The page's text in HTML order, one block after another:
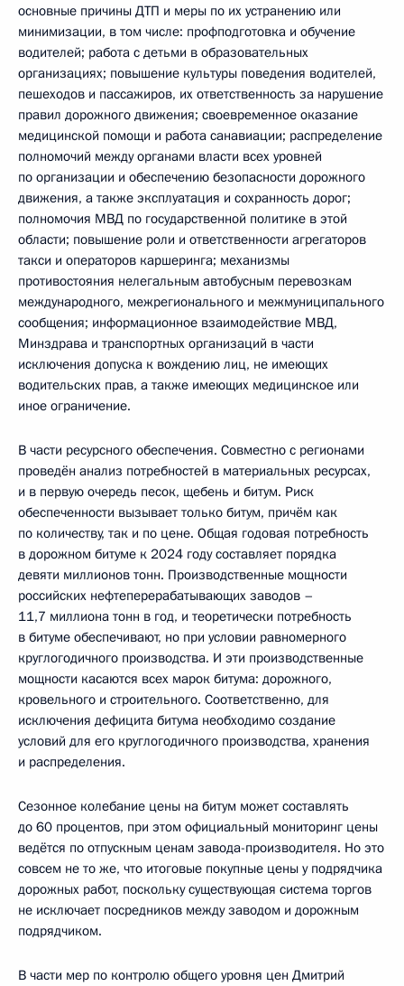
основные причины ДТП и меры по их устранению или
минимизации, в том числе: профподготовка и обучение
водителей; работа с детьми в образовательных
организациях; повышение культуры поведения водителей,
пешеходов и пассажиров, их ответственность за нарушение
правил дорожного движения; своевременное оказание
медицинской помощи и работа санавиации; распределение
полномочий между органами власти всех уровней
по организации и обеспечению безопасности дорожного
движения, а также эксплуатация и сохранность дорог;
полномочия МВД по государственной политике в этой
области; повышение роли и ответственности агрегаторов
такси и операторов каршеринга; механизмы
противостояния нелегальным автобусным перевозкам
международного, межрегионального и межмуниципального
сообщения; информационное взаимодействие МВД,
Минздрава и транспортных организаций в части
исключения допуска к вождению лиц, не имеющих
водительских прав, а также имеющих медицинское или
иное ограничение.
В части ресурсного обеспечения. Совместно с регионами
проведён анализ потребностей в материальных ресурсах,
и в первую очередь песок, щебень и битум. Риск
обеспеченности вызывает только битум, причём как
по количеству, так и по цене. Общая годовая потребность
в дорожном битуме к 2024 году составляет порядка
девяти миллионов тонн. Производственные мощности
российских нефтеперерабатывающих заводов –
11,7 миллиона тонн в год, и теоретически потребность
в битуме обеспечивают, но при условии равномерного
круглогодичного производства. И эти производственные
мощности касаются всех марок битума: дорожного,
кровельного и строительного. Соответственно, для
исключения дефицита битума необходимо создание
условий для его круглогодичного производства, хранения
и распределения.
Сезонное колебание цены на битум может составлять
до 60 процентов, при этом официальный мониторинг цены
ведётся по отпускным ценам завода-производителя. Но это
совсем не то же, что итоговые покупные цены у подрядчика
дорожных работ, поскольку существующая система торгов
не исключает посредников между заводом и дорожным
подрядчиком.
В части мер по контролю общего уровня цен Дмитрий